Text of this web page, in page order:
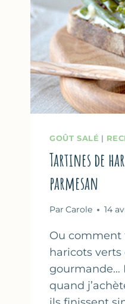
GOÛT SALÉ |
Tartines de
parmesan
Par Carole 14
Ou comment
haricots verts
gourmande…
quand